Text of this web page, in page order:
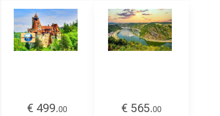
€ 499.00
€ 565.00